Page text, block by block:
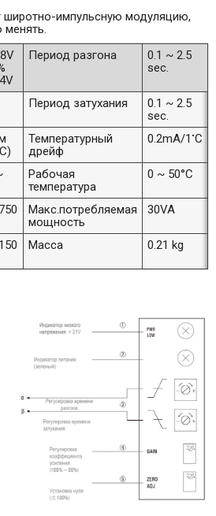
широтно-импульсную модуляцию,
менять.
Период разгона
0.1 ~ 2.5
sec.
Период затухания
0.1 ~ 2.5
sec.
Температурный
дрейф
0.2mA/1 •С
Рабочая
температура
0 ~ 50°С
Макс.потребляемая
мощность
30VA
Масса 0.21 kg